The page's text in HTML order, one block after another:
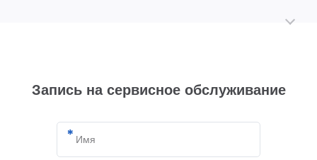
Запись на сервисное обслуживание